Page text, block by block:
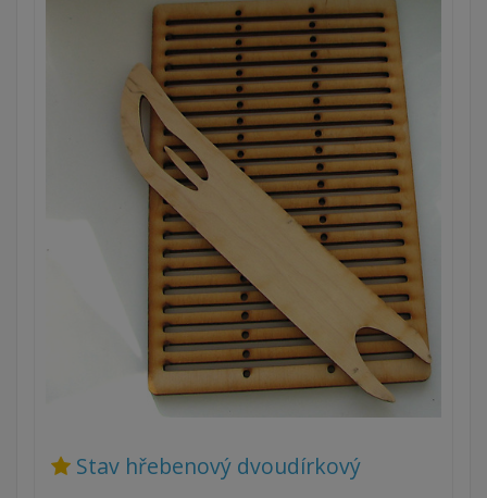
Stav hřebenový dvoudírkový